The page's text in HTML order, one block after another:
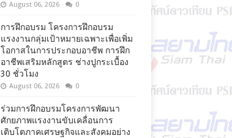
August 06, 2026 0
การฝึกอบรม โครงการฝึกอบรม
แรงงานกลุ่มเป้าหมายเฉพาะเพื่อเพิ่ม
โอกาสในการประกอบอาชีพ การฝึก
อาชีพเสริมหลักสูตร ช่างปูกระเบื้อง
30 ชั่วโมง
August 06, 2026 0
ร่วมการฝึกอบรมโครงการพัฒนา
ศักยภาพแรงงานขับเคลื่อนการ
เติบโตภาคเศรษฐกิจและสังคมอย่าง